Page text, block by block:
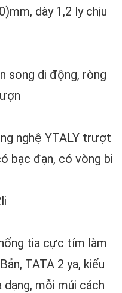
dày 1,2 ly chịu
song di động, ròng
nghệ YTALY trượt
bạc đạn, có vòng bi
tia cực tím làm
TATA 2 ya, kiểu
mỗi múi cách